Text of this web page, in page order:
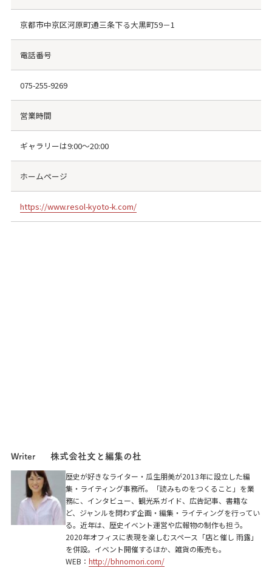
京都市中京区河原町通三条下る大黒町59－1
電話番号
075-255-9269
営業時間
ギャラリーは9:00～20:00
ホームページ
https://www.resol-kyoto-k.com/
Writer 株式会社文と編集の杜
歴史が好きなライター・瓜生朋美が2013年に設立した編
集・ライティング事務所。「読みものをつくること」を業
務に、インタビュー、観光系ガイド、広告記事、書籍な
ど、ジャンルを問わず企画・編集・ライティングを行ってい
る。近年は、歴史イベント運営や広報物の制作も担う。
2020年オフィスに表現を楽しむスペース「店と催し 雨露」
を併設。イベント開催するほか、雑貨の販売も。
WEB： http://bhnomori.com/